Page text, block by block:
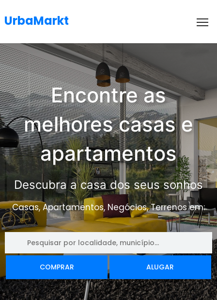
UrbaMarkt
Encontre as
melhores casas e
apartamentos
Descubra a casa dos seus sonhos
Casas, Apartamentos, Negócios, Terrenos em:
COMPRAR ALUGAR